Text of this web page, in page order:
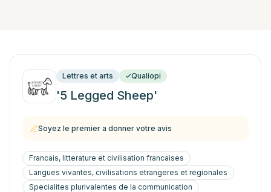
Lettres et arts Qualiopi
'5 Legged Sheep'
Soyez le premier a donner votre avis
Francais, litterature et civilisation francaises
Langues vivantes, civilisations etrangeres et regionales
Specialites plurivalentes de la communication